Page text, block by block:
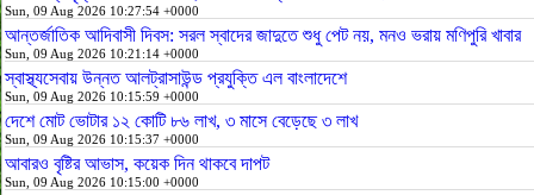
Sun, 09 Aug 2026 10:27:54 +0000
আন্তর্জাতিক আদিবাসী দিবস: সরল স্বাদের জাদুতে শুধু পেট নয়, মনও ভরায় মণিপুরি খাবার
Sun, 09 Aug 2026 10:21:14 +0000
স্বাস্থ্যসেবায় উন্নত আলট্রাসাউন্ড প্রযুক্তি এল বাংলাদেশে
Sun, 09 Aug 2026 10:15:59 +0000
দেশে মোট ভোটার ১২ কোটি ৮৬ লাখ, ৩ মাসে বেড়েছে ৩ লাখ
Sun, 09 Aug 2026 10:15:37 +0000
আবারও বৃষ্টির আভাস, কয়েক দিন থাকবে দাপট
Sun, 09 Aug 2026 10:15:00 +0000